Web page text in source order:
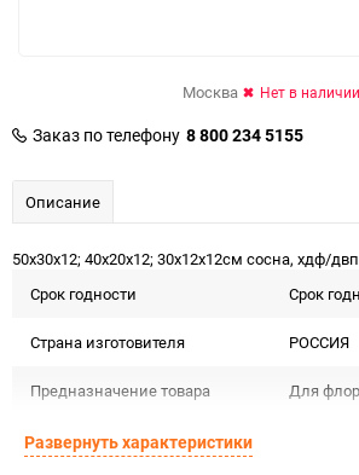
Москва Нет в наличии
Заказ по телефону 8 800 234 5155
Описание
50х30х12; 40х20х12; 30х12х12см сосна, хдф/двп
Срок годности
Срок
Страна изготовителя РОССИЯ
Предназначение товара Для
Сертификация
Развернуть характеристики